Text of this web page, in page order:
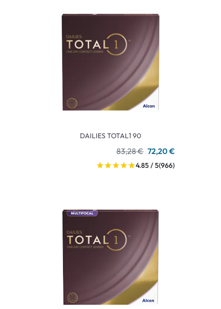
DAILIES TOTAL1 90
83,28 € 72,20 €
4.85 / 5(966)